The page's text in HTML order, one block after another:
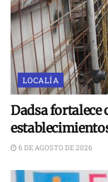
LOCALÍA
Dadsa fortalece
6 DE AGOSTO DE 2026